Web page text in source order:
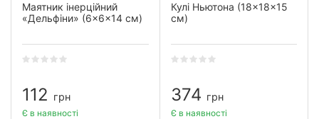
Маятник інерційний
«Дельфіни» (6×6×14 см)
112 грн
Є в наявності
Кулі Ньютона (18×18×15
см)
374 грн
Є в наявності